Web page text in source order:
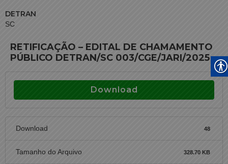
DETRAN
SC
RETIFICAÇÃO – EDITAL DE CHAMAMENTO
PÚBLICO DETRAN/SC 003/CGE/JARI/2025
Download
Download 48
Tamanho do Arquivo 328.70 KB